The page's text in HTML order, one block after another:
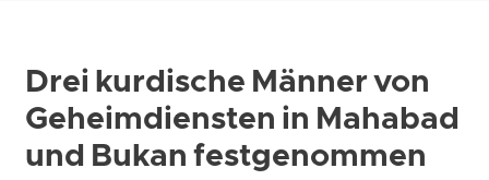
Drei kurdische Männer von
Geheimdiensten in Mahabad
und Bukan festgenommen